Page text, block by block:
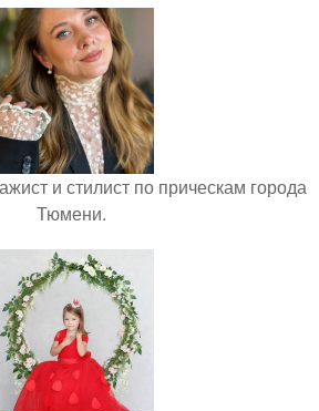
и стилист по прическам города
Тюмени.